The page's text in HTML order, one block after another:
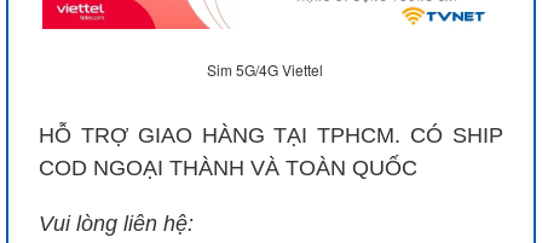
Sim 5G/4G Viettel
HỖ TRỢ GIAO HÀNG TẠI TPHCM. CÓ SHIP
COD NGOẠI THÀNH VÀ TOÀN QUỐC
Vui lòng liên hệ: